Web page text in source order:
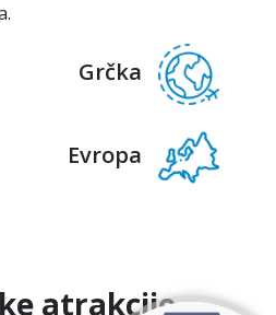
Grčka
Evropa
atrakcije